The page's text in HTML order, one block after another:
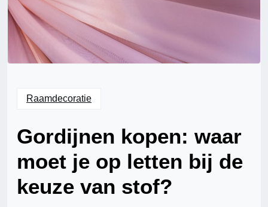
Raamdecoratie
Gordijnen kopen: waar
moet je op letten bij de
keuze van stof?